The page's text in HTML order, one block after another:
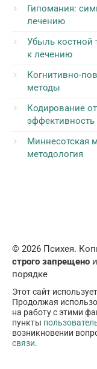
Гипомания:
лечению
Убыль костной
к лечению
Когнитивно-
методы
Кодирование
Миннесотская
методология
© 2026 Психея.
строго запрещено
порядке
Этот сайт использует
Продолжая
на работу с этими
пункты
возникновении
связи.